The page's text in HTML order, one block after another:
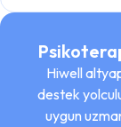
Hiwell
destek
uygun